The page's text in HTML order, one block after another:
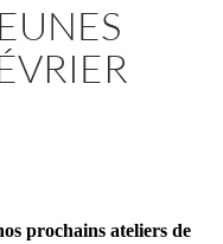
prochains ateliers de